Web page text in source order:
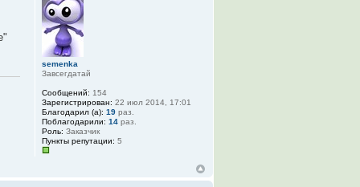
semenka
Завсегдатай
Сообщений: 154
Зарегистрирован: 22 июл 2014, 17:01
Благодарил (а): 19 раз.
Поблагодарили: 14 раз.
Роль: Заказчик
Пункты репутации: 5